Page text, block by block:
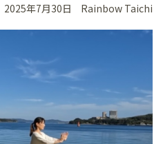
2025年7月30日 Rainbow Taichi